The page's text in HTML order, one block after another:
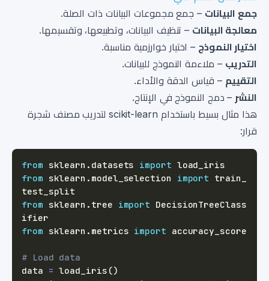
جمع البيانات – جمع مجموعات البيانات ذات الصلة.
معالجة البيانات – تنظيف البيانات، وتطبيعها، وتقسيمها.
اختيار النموذج – اختيار خوارزمية مناسبة.
التدريب – ملاءمة النموذج للبيانات.
التقييم – قياس الدقة والأداء.
النشر – دمج النموذج في الإنتاج.
هذا مثال بسيط باستخدام scikit-learn لتدريب مصنف شجرة
قرار:
from sklearn . datasets import
from sklearn . model_selection import train_
from sklearn . tree import DecisionTreeClass
from sklearn . metrics import
# Load data
data = load_iris ()